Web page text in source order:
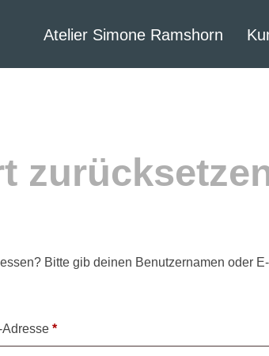
Atelier Simone Ramshorn
Bitte gib deinen Benutzernamen oder
*Erforderlich